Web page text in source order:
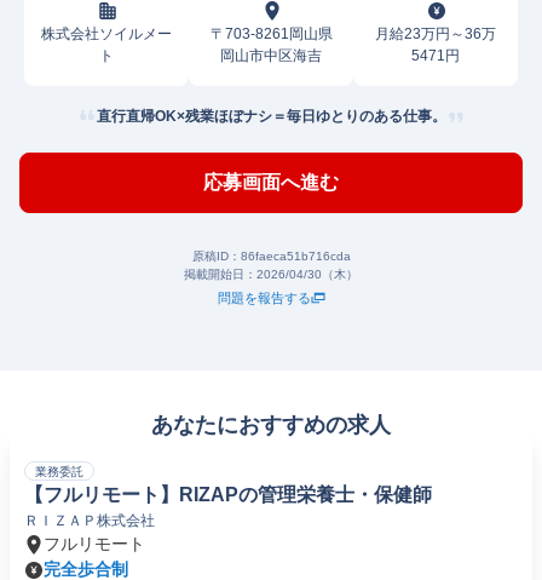
株式会社ソイルメー
ト
〒703-8261岡山県
岡山市中区海吉
月給23万円～36万
5471円
直行直帰OK×残業ほぼナシ＝毎日ゆとりのある仕事。
応募画面へ進む
原稿ID： 86faeca51b716cda
掲載開始日： 2026/04/30（木）
問題を報告する
あなたにおすすめの求人
業務委託
【フルリモート】RIZAPの管理栄養士・保健師
ＲＩＺＡＰ株式会社
フルリモート
完全歩合制